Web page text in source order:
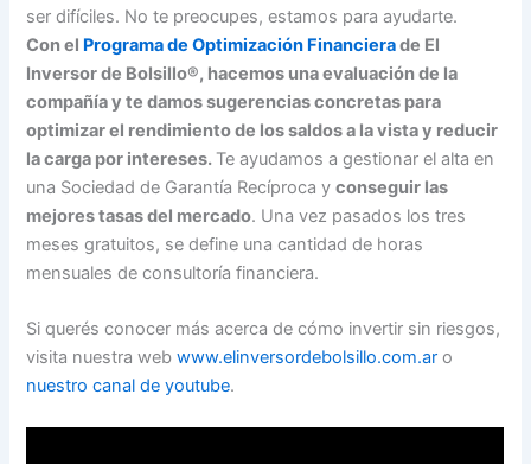
ser difíciles. No te preocupes, estamos para ayudarte.
Con el Programa de Optimización Financierade El
Inversor de Bolsillo®, hacemos una evaluación de la
compañía y te damos sugerencias concretas para
optimizar el rendimiento de los saldos a la vista y reducir
la carga por intereses. Te ayudamos a gestionar el alta en
una Sociedad de Garantía Recíproca yconseguir las
mejores tasas del mercado. Una vez pasados los tres
meses gratuitos, se define una cantidad de horas
mensuales de consultoría financiera.
Si querés conocer más acerca de cómo invertir sin riesgos,
visita nuestra webwww.elinversordebolsillo.com.ar o
nuestro canal de youtube.